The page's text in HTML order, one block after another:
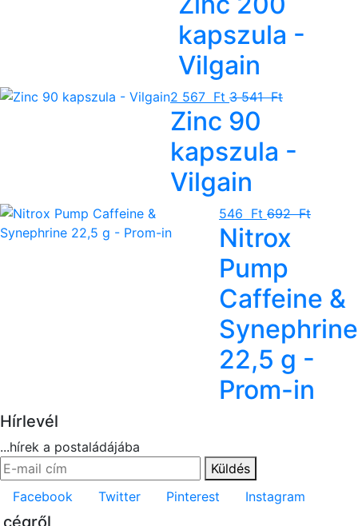
kapszula -
Vilgain
2 567 Ft 3 541 Ft
Zinc 90
kapszula -
Vilgain
546 Ft 692 Ft
Nitrox
Pump
Caffeine &
Synephrine
22,5 g -
Prom-in
Hírlevél
...hírek a postaládájába
Küldés
Facebook
Twitter Pinterest Instagram
cégről